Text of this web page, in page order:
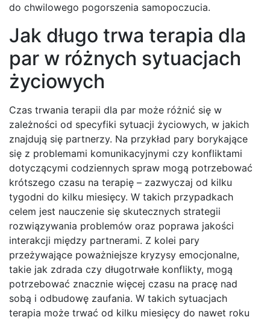
do chwilowego pogorszenia samopoczucia.
Jak długo trwa terapia dla
par w różnych sytuacjach
życiowych
Czas trwania terapii dla par może różnić się w
zależności od specyfiki sytuacji życiowych, w jakich
znajdują się partnerzy. Na przykład pary borykające
się z problemami komunikacyjnymi czy konfliktami
dotyczącymi codziennych spraw mogą potrzebować
krótszego czasu na terapię – zazwyczaj od kilku
tygodni do kilku miesięcy. W takich przypadkach
celem jest nauczenie się skutecznych strategii
rozwiązywania problemów oraz poprawa jakości
interakcji między partnerami. Z kolei pary
przeżywające poważniejsze kryzysy emocjonalne,
takie jak zdrada czy długotrwałe konflikty, mogą
potrzebować znacznie więcej czasu na pracę nad
sobą i odbudowę zaufania. W takich sytuacjach
terapia może trwać od kilku miesięcy do nawet roku